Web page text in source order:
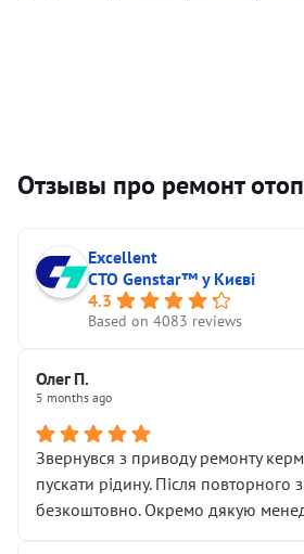
Отзывы про ремонт
Excellent
СТО Genstar™ у Києві
4.3
Based on 4083 reviews
Олег П.
5 months ago
Звернувся з приводу ремонту
пускати рідину. Після
безкоштовно. Окремо дякую